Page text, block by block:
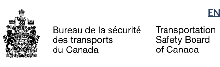
to
main
to
"About
government"
à
la
Sélection
de
la
langue
EN